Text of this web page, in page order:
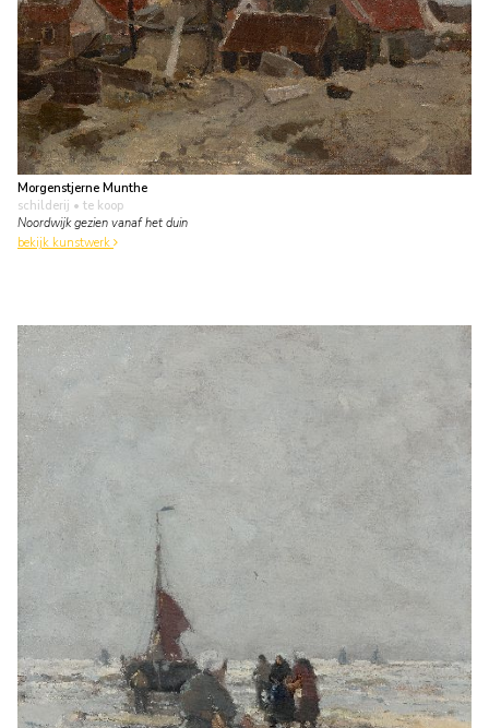
Morgenstjerne Munthe
schilderij • te koop
Noordwijk gezien vanaf het duin
bekijk kunstwerk